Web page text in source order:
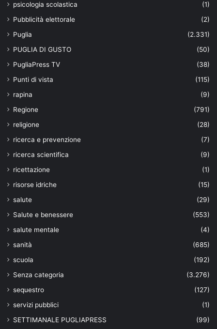
psicologia scolastica
(1)
Pubblicità elettorale
(2)
Puglia
(2.331)
PUGLIA DI GUSTO
(50)
PugliaPress TV
(38)
Punti di vista
(115)
rapina
(9)
Regione
(791)
religione
(28)
ricerca e prevenzione
(7)
ricerca scientifica
(9)
ricettazione
(1)
risorse idriche
(15)
salute
(29)
Salute e benessere
(553)
salute mentale
(4)
sanità
(685)
scuola
(192)
Senza categoria
(3.276)
sequestro
(127)
servizi pubblici
(1)
SETTIMANALE PUGLIAPRESS
(99)